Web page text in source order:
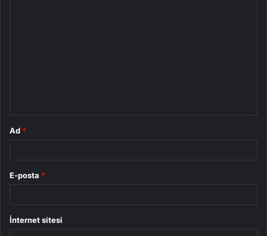
Ad *
E-posta *
İnternet sitesi